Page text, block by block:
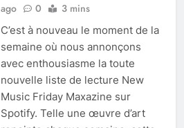
ago
0 3 mins
C’est à nouveau le moment de la
semaine où nous annonçons
avec enthousiasme la toute
nouvelle liste de lecture New
Music Friday Maxazine sur
Spotify. Telle une œuvre d’art